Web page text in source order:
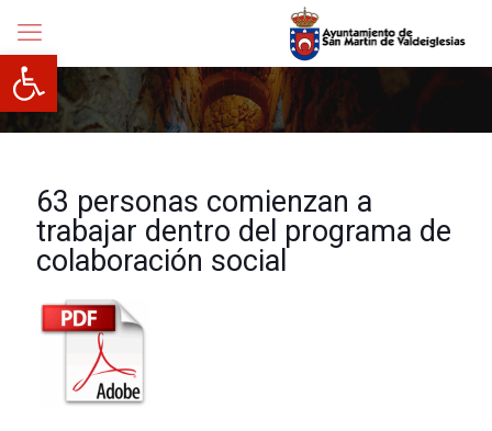
Abrir barra de herramientas
63 personas comienzan a
trabajar dentro del programa de
colaboración social